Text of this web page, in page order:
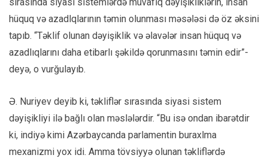
hüquq və azadlqlarının təmin olunması məsələsi də öz əksini
tapıb. “Təklif olunan dəyişiklik və əlavələr insan hüquq və
azadlıqlarını daha etibarlı şəkildə qorunmasını təmin edir”-
deyə, o vurğulayıb.
Ə. Nuriyev deyib ki, təkliflər sırasında siyasi sistem
dəyişikliyi ilə bağlı olan məslələrdir. “Bu isə ondan ibarətdir
ki, indiyə kimi Azərbaycanda parlamentin buraxlma
mexanizmi yox idi. Amma tövsiyyə olunan təkliflərdə